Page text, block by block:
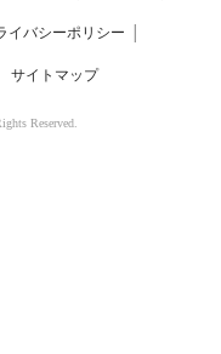
イバシーポリシー
サイトマップ
Reserved.